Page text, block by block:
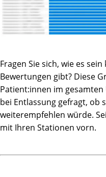
Fragen Sie sich, wie es
Bewertungen gibt? Diese
Patient:innen im
bei Entlassung gefragt, ob
weiterempfehlen würde.
mit Ihren Stationen vorn.